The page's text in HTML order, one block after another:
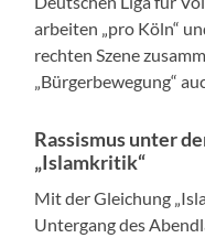
arbeiten „pro Köln“
rechten Szene
„Bürgerbewegung“
Rassismus unter
„Islamkritik“
Mit der Gleichung
Untergang des